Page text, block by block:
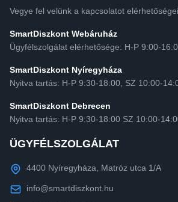
Vegye fel velünk a kapcsolatot
SmartDiszkont Webáruház
Ügyfélszolgálat elérhetősége: H-P 9:00-
SmartDiszkont Nyíregyháza
Nyitva tartás: H-P 9:30-18:00, SZ 10:00-
SmartDiszkont Debrecen
Nyitva tartás: H-P 9:30-18:00 SZ 10:00-
ÜGYFÉLSZOLGÁLAT
4400 Nyíregyháza, Matróz utca 1/A
info@smartdiszkont.hu